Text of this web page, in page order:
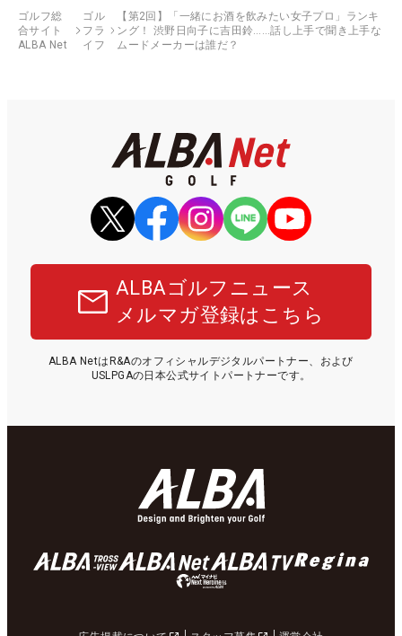
ゴルフ総
合サイト
ALBA Net
ゴル
フラ
イフ
【第2回】「一緒にお酒を飲みたい女子プロ」ランキ
ング！ 渋野日向子に吉田鈴……話し上手で聞き上手な
ムードメーカーは誰だ？
ALBAゴルフニュース
メルマガ登録はこちら
ALBA NetはR&Aのオフィシャルデジタルパートナー、および
USLPGAの日本公式サイトパートナーです。